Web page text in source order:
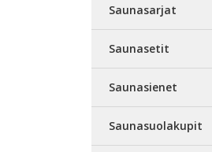
Saunasarjat
Saunasetit
Saunasienet
Saunasuolakupit